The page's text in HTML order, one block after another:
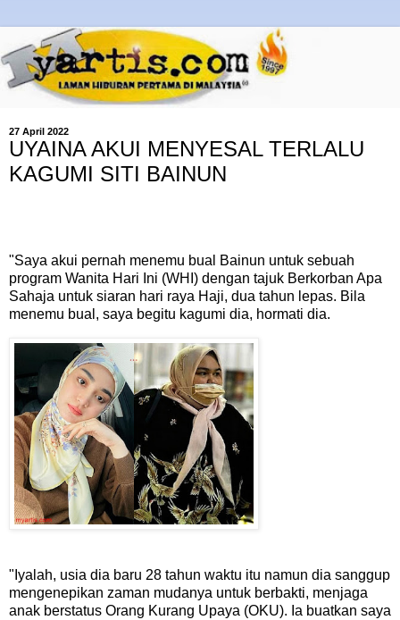
27 April 2022
UYAINA AKUI MENYESAL TERLALU
KAGUMI SITI BAINUN
"Saya akui pernah menemu bual Bainun untuk sebuah
program Wanita Hari Ini (WHI) dengan tajuk Berkorban Apa
Sahaja untuk siaran hari raya Haji, dua tahun lepas. Bila
menemu bual, saya begitu kagumi dia, hormati dia.
"Iyalah, usia dia baru 28 tahun waktu itu namun dia sanggup
mengenepikan zaman mudanya untuk berbakti, menjaga
anak berstatus Orang Kurang Upaya (OKU). Ia buatkan saya